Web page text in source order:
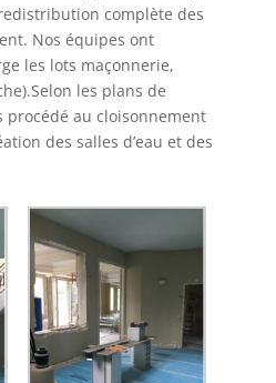
complète des
Nos équipes ont
les lots maçonnerie,
les plans de
procédé au cloisonnement
des salles d’eau et des